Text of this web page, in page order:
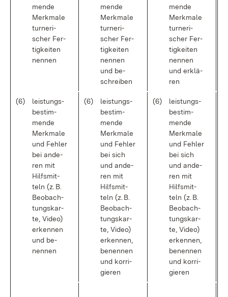
men­de
Merk­ma­le
tur­ne­ri­
scher Fer­
tig­kei­ten
nen­nen
men­de
Merk­ma­le
tur­ne­ri­
scher Fer­
tig­kei­ten
nen­nen
und be­
schrei­ben
men­de
Merk­ma­le
tur­ne­ri­
scher Fer­
tig­kei­ten
nen­nen
und er­klä­
ren
(6)
leis­tungs­
be­stim­
men­de
Merk­ma­le
und Feh­ler
bei an­de­
ren mit
Hilfs­mit­
teln (z. B.
Be­ob­ach­
tungs­kar­
te, Vi­deo)
er­ken­nen
und be­
nen­nen
(6)
leis­tungs­
be­stim­
men­de
Merk­ma­le
und Feh­ler
bei sich
und an­de­
ren mit
Hilfs­mit­
teln (z. B.
Be­ob­ach­
tungs­kar­
te, Vi­deo)
er­ken­nen,
be­nen­nen
und kor­ri­
gie­ren
(6)
leis­tungs­
be­stim­
men­de
Merk­ma­le
und Feh­ler
bei sich
und an­de­
ren mit
Hilfs­mit­
teln (z. B.
Be­ob­ach­
tungs­kar­
te, Vi­deo)
er­ken­nen,
be­nen­nen
und kor­ri­
gie­ren